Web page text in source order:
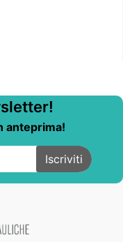
anteprima!